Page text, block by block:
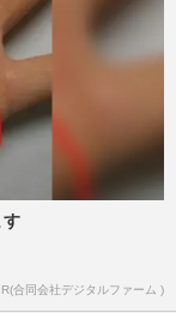
す
合同会社デジタルファーム )